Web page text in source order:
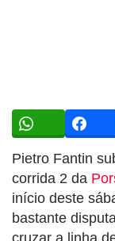
Pietro Fantin
corrida 2 da
início deste
bastante
cruzar a linha